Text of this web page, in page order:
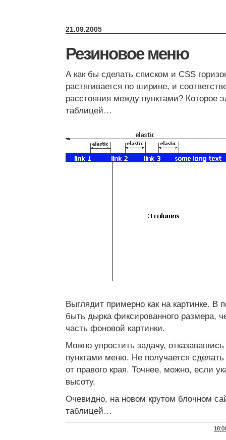
21.09.2005
Резиновое меню
А как бы сделать списком и CSS
растягивается по ширине, и
расстояния между пунктами? Которое
таблицей…
Выглядит примерно как на картинке. В
быть дырка фиксированного размера,
часть фоновой картинки.
Можно упростить задачу,
пунктами меню. Не получается сделать
от правого края. Точнее, можно, если
высоту.
Очевидно, на новом крутом блочном
таблицей…